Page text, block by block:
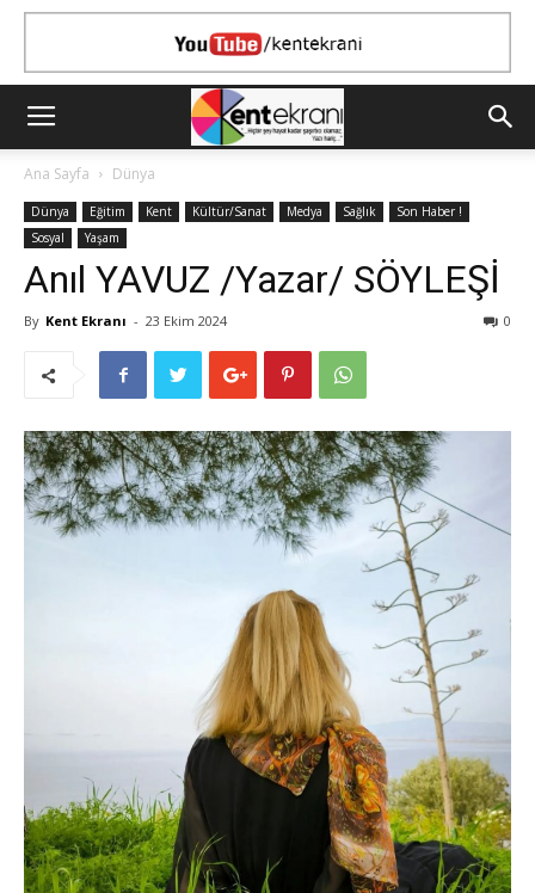
Ana Sayfa Dünya
Dünya Eğitim Kent Kültür/Sanat Medya Sağlık
Son Haber !
Sosyal
Yaşam
Anıl YAVUZ /Yazar/ SÖYLEŞİ
By Kent Ekranı - 23 Ekim 2024 0